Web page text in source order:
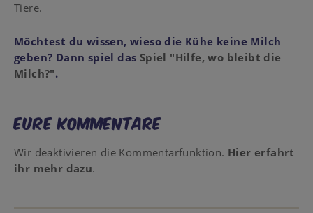
Tiere.
Möchtest du wissen, wieso die Kühe keine Milch
geben? Dann spiel das Spiel "Hilfe, wo bleibt die
Milch?".
Eure Kommentare
Wir deaktivieren die Kommentarfunktion. Hier erfahrt
ihr mehr dazu.